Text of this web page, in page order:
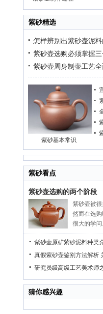
紫砂精选
怎样辨别出紫砂壶泥
紫砂壶选购必须掌握
紫砂壶周身制壶工艺
紫砂基本常识
紫砂看点
紫砂壶选购的两个阶段
紫砂壶被很
然而在选
很大的学问
紫砂壶原矿紫砂泥料种类
真假紫砂壶鉴别方法解析
研究员级高级工艺美术师
猜你感兴趣